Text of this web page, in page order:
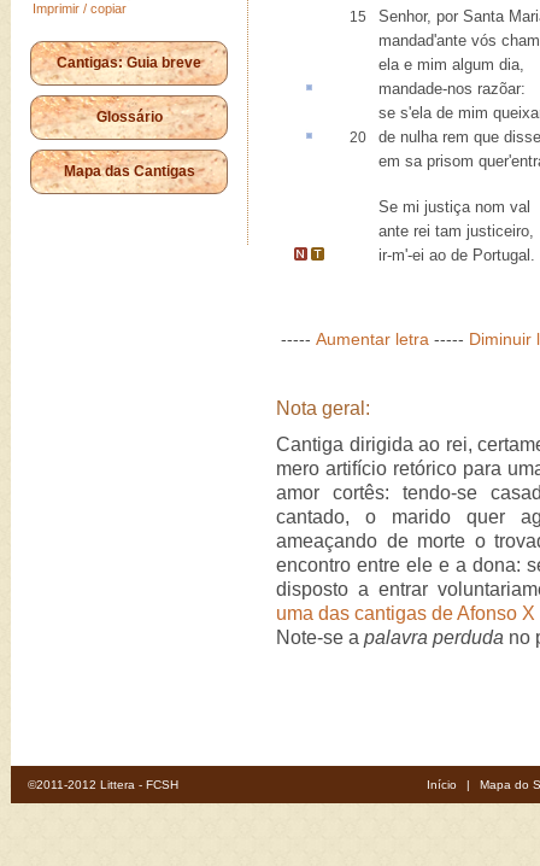
Imprimir / copiar
Cantigas: Guia breve
Glossário
Mapa das Cantigas
15
Senhor, por Santa
mandad'ante vós
ela e mim algum dia,
mandade-nos razõar:
se s'ela de mim
20 de nulha rem que
em sa prisom
Se mi justiça nom val
ante rei tam justiceiro,
ir-m'-ei ao de Portugal .
----- Aumentar letra ----- Diminuir
Nota geral:
Cantiga dirigida ao rei,
mero artifício retórico para
amor cortês: tendo-se
cantado, o marido quer
ameaçando de morte o
encontro entre ele e a dona:
disposto a entrar
uma das cantigas de Afonso X
Note-se a palavra perduda no
©2011-2012 Littera - FCSH Início | Mapa do